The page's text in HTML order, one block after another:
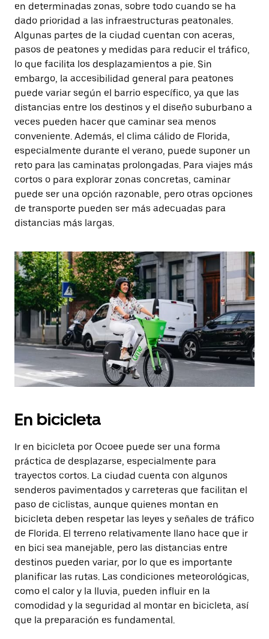
en determinadas zonas, sobre todo cuando se ha
dado prioridad a las infraestructuras peatonales.
Algunas partes de la ciudad cuentan con aceras,
pasos de peatones y medidas para reducir el tráfico,
lo que facilita los desplazamientos a pie. Sin
embargo, la accesibilidad general para peatones
puede variar según el barrio específico, ya que las
distancias entre los destinos y el diseño suburbano a
veces pueden hacer que caminar sea menos
conveniente. Además, el clima cálido de Florida,
especialmente durante el verano, puede suponer un
reto para las caminatas prolongadas. Para viajes más
cortos o para explorar zonas concretas, caminar
puede ser una opción razonable, pero otras opciones
de transporte pueden ser más adecuadas para
distancias más largas.
En bicicleta
Ir en bicicleta por Ocoee puede ser una forma
práctica de desplazarse, especialmente para
trayectos cortos. La ciudad cuenta con algunos
senderos pavimentados y carreteras que facilitan el
paso de ciclistas, aunque quienes montan en
bicicleta deben respetar las leyes y señales de tráfico
de Florida. El terreno relativamente llano hace que ir
en bici sea manejable, pero las distancias entre
destinos pueden variar, por lo que es importante
planificar las rutas. Las condiciones meteorológicas,
como el calor y la lluvia, pueden influir en la
comodidad y la seguridad al montar en bicicleta, así
que la preparación es fundamental.